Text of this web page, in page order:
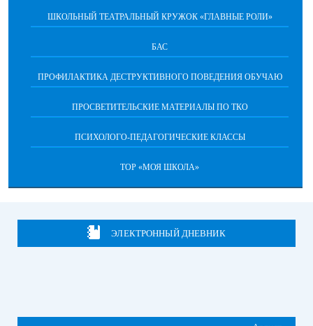
ШКОЛЬНЫЙ ТЕАТРАЛЬНЫЙ КРУЖОК «ГЛАВНЫЕ РОЛИ»
БАС
ПРОФИЛАКТИКА ДЕСТРУКТИВНОГО ПОВЕДЕНИЯ ОБУЧАЮ
ПРОСВЕТИТЕЛЬСКИЕ МАТЕРИАЛЫ ПО ТКО
ПСИХОЛОГО-ПЕДАГОГИЧЕСКИЕ КЛАССЫ
ТОР «МОЯ ШКОЛА»
ЭЛЕКТРОННЫЙ ДНЕВНИК